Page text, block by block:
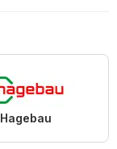
Hagebau